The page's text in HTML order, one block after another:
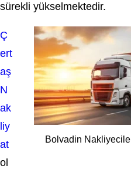
sürekli yükselmektedir.
Bolvadin
Ç
ert
aş
N
ak
liy
at
ol